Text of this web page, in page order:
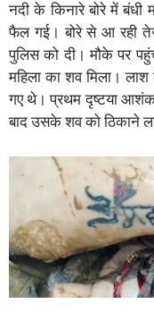
नदी के किनारे बोरे में
फैल गई। बोरे से आ रही
पुलिस को दी। मौके पर
महिला का शव मिला।
गए थे। प्रथम दृष्टया
बाद उसके शव को ठिकाने